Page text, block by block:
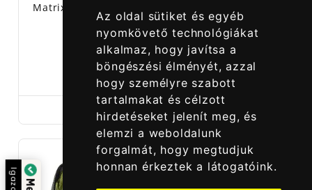
Az oldal sütiket és egyéb
nyomkövető technológiákat
alkalmaz, hogy javítsa a
böngészési élményét, azzal
hogy személyre szabott
tartalmakat és célzott
hirdetéseket jelenít meg, és
elemzi a weboldalunk
forgalmát, hogy megtudjuk
honnan érkeztek a látogatóink.
Matrix Verseny Haltartó Szák 4,0 Méter - Matrix
Carp Safe Keepnet
33 990,00 Ft 28 990,00 Ft